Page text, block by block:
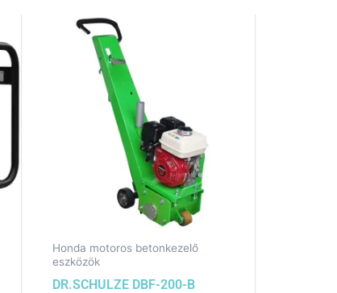
Honda motoros betonkezelő
eszközök
DR.SCHULZE DBF-200-B